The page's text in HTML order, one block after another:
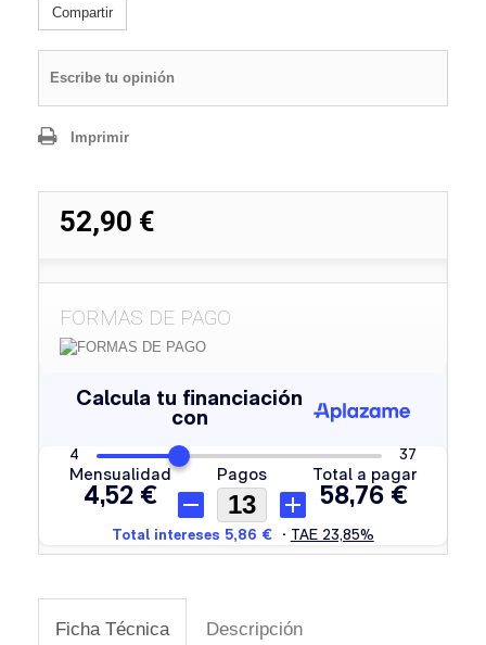
Compartir
Escribe tu opinión
Imprimir
52,90 €
FORMAS DE PAGO
Ficha Técnica Descripción